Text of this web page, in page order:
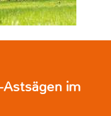
Astsägen im